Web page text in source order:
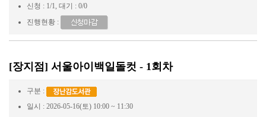
신청 : 1/1, 대기 : 0/0
진행현황 :
[장지점] 서울아이백일돌컷 - 1회차
구분 :
일시 : 2026-05-16(토) 10:00 ~ 11:30